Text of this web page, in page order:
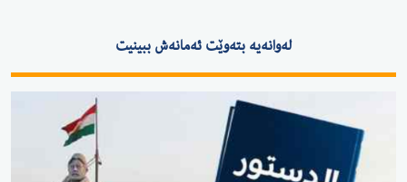
لەوانەیە بتەوێت ئەمانەش ببینیت